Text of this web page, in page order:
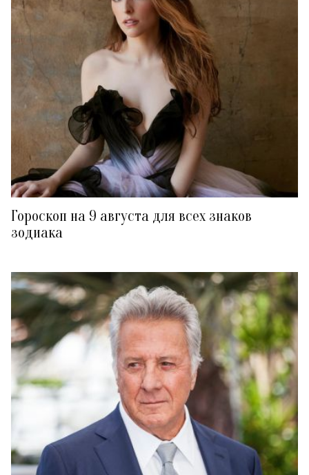
Гороскоп на 9 августа для всех знаков
зодиака